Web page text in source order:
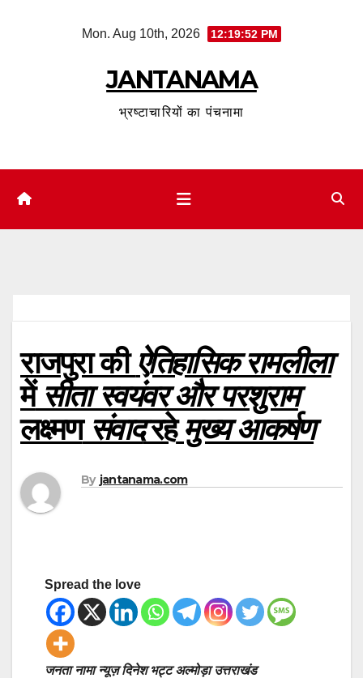
Mon. Aug 10th, 2026 12:19:53 PM
JANTANAMA
भ्रष्टाचारियों का पंचनामा
राजपुरा कीऐतिहासिक रामलीला
मेंसीता स्वयंवर और परशुराम
लक्ष्मणसंवादरहेमुख्य आकर्षण
By jantanama.com
Spread the love
जनता नामा न्यूज़ दिनेश भट्ट अल्मोड़ा उत्तराखंड